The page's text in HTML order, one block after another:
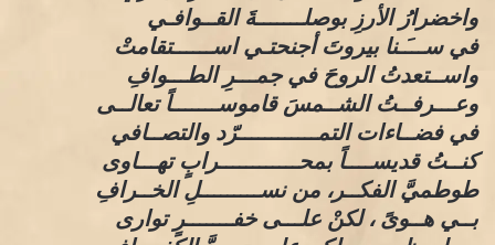
واخضرارُ الأرزِ بوصلـــــــةَ القــوافـي
في ســـَـنا بيروتَ أجنحتـي اســــــتقامتْ
واســتعدتُ الروحَ في جمـــرِ الطـــوافِ
وعـــرفــتُ الشــمسَ قاموســـــــاً تعالــى
في فضــاءات التمــــــــــــرّد والتصــافي
كنــتُ قديســــاً بمحــــــــــــرابٍ تهـــاوى
طوطميَّ الفكــر، من نســـــــــلِ الخــرافِ
بــي هــوىً ، لكنْ علـــى خفـــــــرٍ توارى